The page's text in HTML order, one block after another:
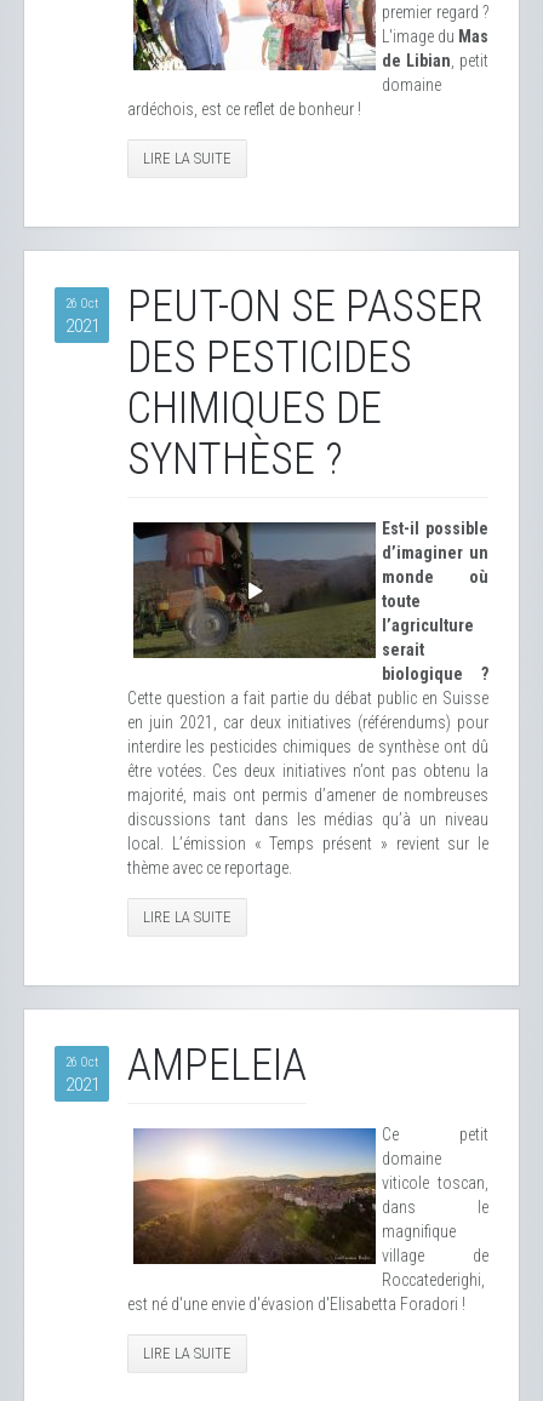
premier regard ?
L'image du Mas
de Libian , petit
domaine
ardéchois, est ce reflet de bonheur !
LIRE LA SUITE
26 Oct
2021
PEUT-ON SE PASSER
DES PESTICIDES
CHIMIQUES DE
SYNTHÈSE ?
Est-il possible
d’imaginer un
monde où
toute
l’agriculture
serait
biologique ?
Cette question a fait partie du débat public en Suisse
en juin 2021, car deux initiatives (référendums) pour
interdire les pesticides chimiques de synthèse ont dû
être votées. Ces deux initiatives n’ont pas obtenu la
majorité, mais ont permis d’amener de nombreuses
discussions tant dans les médias qu’à un niveau
local. L’émission « Temps présent » revient sur le
thème avec ce reportage.
LIRE LA SUITE
26 Oct
2021 AMPELEIA
Ce petit
domaine
viticole toscan,
dans le
magnifique
village de
Roccatederighi,
est né d'une envie d'évasion d'Elisabetta Foradori !
LIRE LA SUITE